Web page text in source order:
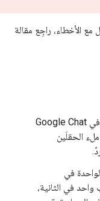
باستخدام خطاف ويب في Google Chat
في
في الثانية،